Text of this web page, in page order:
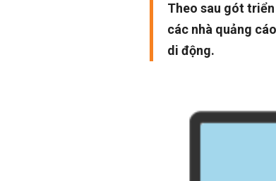
Theo sau gót
các nhà quảng
di động.